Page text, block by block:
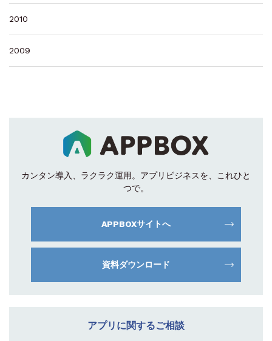
2010
2009
カンタン導入、ラクラク運用。 アプリビジネスを、これひと
つで。
APPBOXサイトへ
資料ダウンロード
アプリに関するご相談